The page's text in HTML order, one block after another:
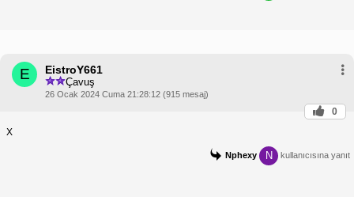
E EistroY661
Çavuş
26 Ocak 2024 Cuma 21:28:12 (915 mesaj)
0
X
Nphexy N kullanıcısına yanıt